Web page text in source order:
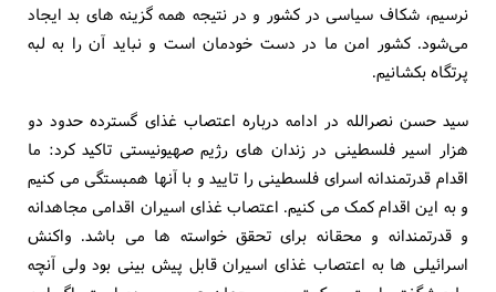
نرسیم، شکاف سیاسی در کشور و در نتیجه همه گزینه های بد ایجاد
می‌شود. کشور امن ما در دست خودمان است و نباید آن را به لبه
پرتگاه بکشانیم.
سید حسن نصرالله در ادامه درباره اعتصاب غذای گسترده حدود دو
هزار اسیر فلسطینی در زندان های رژیم صهیونیستی تاکید کرد: ما
اقدام قدرتمندانه اسرای فلسطینی را تایید و با آنها همبستگی می کنیم
و به این اقدام کمک می کنیم. اعتصاب غذای اسیران اقدامی مجاهدانه
و قدرتمندانه و محقانه برای تحقق خواسته ها می باشد. واکنش
اسرائیلی ها به اعتصاب غذای اسیران قابل پیش بینی بود ولی آنچه